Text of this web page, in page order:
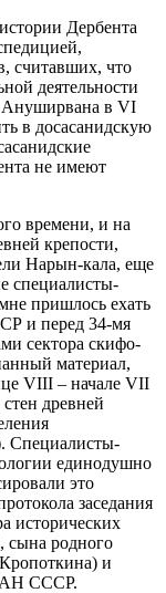
Дербента
считавших, что
деятельности
Ануширвана в VI
в досасанидскую
не имеют
времени, и на
крепости,
Нарын-кала, еще
специалисты-
пришлось ехать
и перед 34-мя
сектора скифо-
материал,
VIII – начале VII
древней
Специалисты-
единодушно
это
заседания
исторических
сына родного
и
АН СССР.